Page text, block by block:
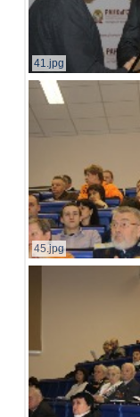
41.jpg
45.jpg